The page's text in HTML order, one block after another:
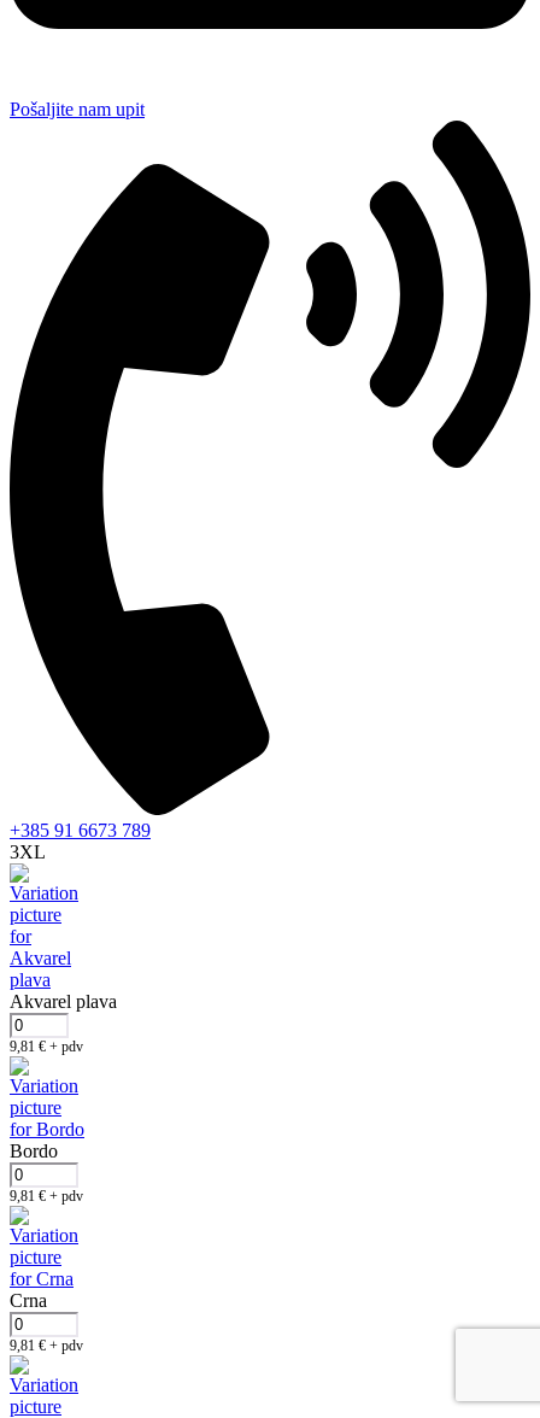
Pošaljite nam upit
+385 91 6673 789
3XL
Akvarel plava
9,81 € + pdv
Bordo
9,81 € + pdv
Crna
9,81 € + pdv